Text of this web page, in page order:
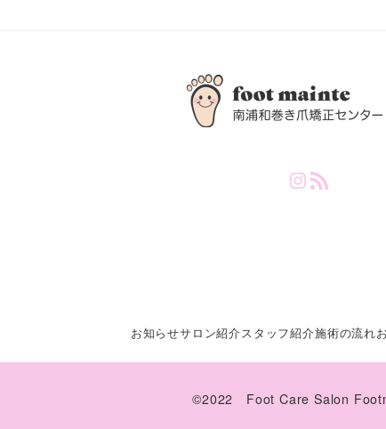
InstagramRSS Feed
お知らせサロン紹介スタッフ紹介施術の流れ
©️2022 Foot Care Salon